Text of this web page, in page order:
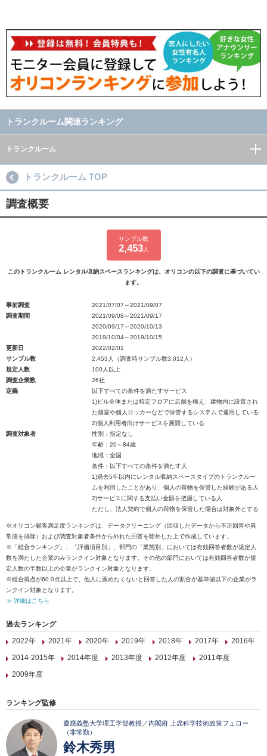
トランクルーム関連ランキング
トランクルーム
トランクルーム TOP
調査概要
サンプル数
2,453人
このトランクルーム レンタル収納スペースランキングは、オリコンの以下の調査に基づいてい
ます。
事前調査
2021/07/07～2021/09/07
調査期間
2021/09/08～2021/09/17
2020/09/17～2020/10/13
2019/10/04～2019/10/15
更新日
2022/02/01
サンプル数
2,453人（調査時サンプル数3,012人）
規定人数
100人以上
調査企業数
26社
定義
以下すべての条件を満たすサービス
1)ビル全体または特定フロアに店舗を構え、建物内に設置され
た個室や個人ロッカーなどで保管するシステムで運用している
2)個人利用者向けサービスを展開している
調査対象者
性別：指定なし
年齢：20～84歳
地域：全国
条件：以下すべての条件を満たす人
1)過去5年以内にレンタル収納スペースタイプのトランクルー
ムを利用したことがあり、個人の荷物を保管した経験がある人
2)サービスに関する支払い金額を把握している人
ただし、法人契約で個人の荷物を保管した場合は対象外とする
※オリコン顧客満足度ランキングは、データクリーニング（回収したデータから不正回答や異
常値を排除）および調査対象者条件から外れた回答を除外した上で作成しています。
※「総合ランキング」、「評価項目別」、部門の「業態別」においては有効回答者数が規定人
数を満たした企業のみランクイン対象となります。その他の部門においては有効回答者数が規
定人数の半数以上の企業がランクイン対象となります。
※総合得点が60.0点以上で、他人に薦めたくないと回答した人の割合が基準値以下の企業がラ
ンクイン対象となります。
≫ 詳細はこちら
過去ランキング
2022年
2021年 2020年 2019年 2018年 2017年
2016年
2014-2015年
2014年度 2013年度 2012年度
2011年度
2009年度
ランキング監修
慶應義塾大学理工学部教授／内閣府 上席科学技術政策フェロー
（非常勤）
鈴木秀男